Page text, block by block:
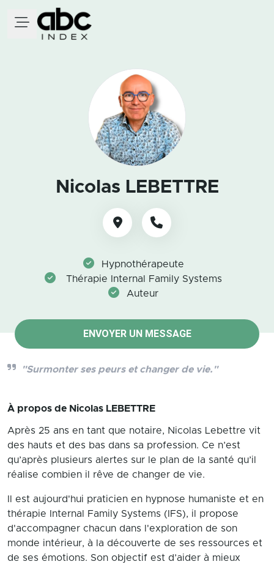
Nicolas LEBETTRE
Hypnothérapeute
Thérapie Internal Family Systems
Auteur
ENVOYER UN MESSAGE
"Surmonter ses peurs et changer de vie."
À propos de Nicolas LEBETTRE
Après 25 ans en tant que notaire, Nicolas Lebettre vit
des hauts et des bas dans sa profession. Ce n’est
qu’après plusieurs alertes sur le plan de la santé qu’il
réalise combien il rêve de changer de vie.
Il est aujourd'hui praticien en hypnose humaniste et en
thérapie Internal Family Systems (IFS), il propose
d'accompagner chacun dans l'exploration de son
monde intérieur, à la découverte de ses ressources et
de ses émotions. Son objectif est d’aider à mieux